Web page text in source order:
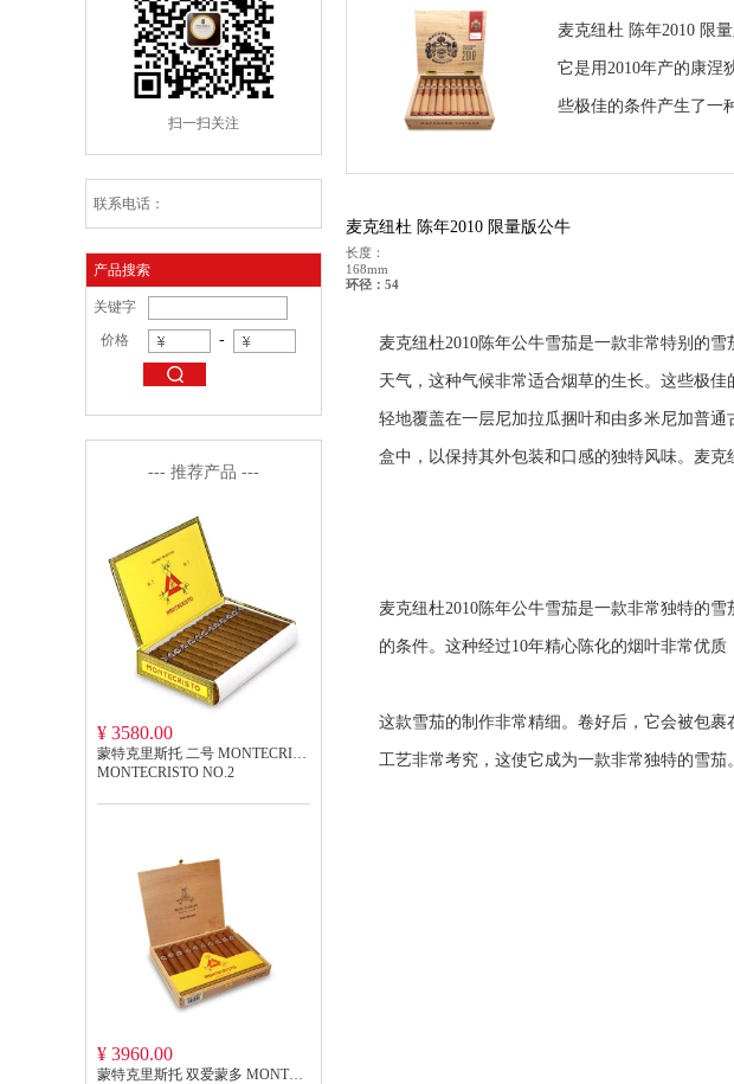
扫一扫关注
联系电话：
产品搜索
关键字
价格
-
--- 推荐产品 ---
¥ 3580.00
MONTECRISTO NO.2
¥ 3960.00
蒙特克里斯托 双爱蒙多 MONTECRISTO DOUBLE EDMUNDO
麦克纽杜 陈年2010 限
它是用2010年产的康涅
些极佳的条件产生了一
麦克纽杜 陈年2010 限量版公牛
长度：
168mm
环径：54
麦克纽杜2010陈年公牛雪茄是一款非常特别的
天气，这种气候非常适合烟草的生长。这些极
轻地覆盖在一层尼加拉瓜捆叶和由多米尼加普
盒中，以保持其外包装和口感的独特风味。麦克
麦克纽杜2010陈年公牛雪茄是一款非常独特的
的条件。这种经过10年精心陈化的烟叶非常优
这款雪茄的制作非常精细。卷好后，它会被包
工艺非常考究，这使它成为一款非常独特的雪茄。